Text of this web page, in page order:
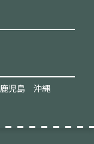
鹿児島 沖縄